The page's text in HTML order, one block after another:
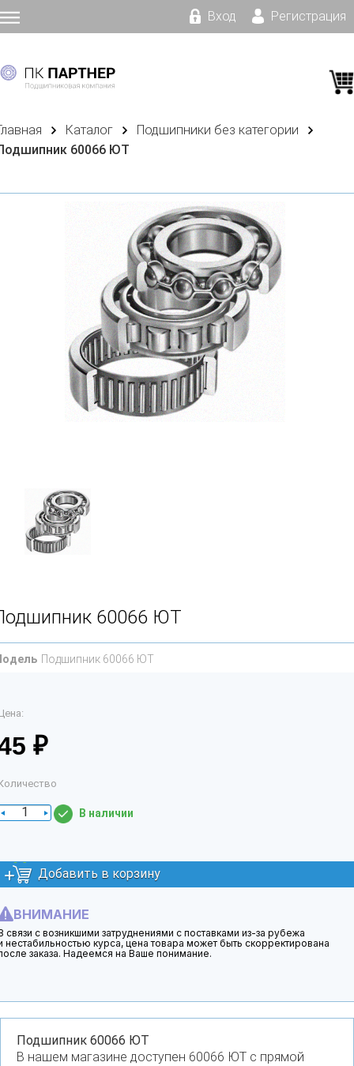
Вход Регистрация
Каталог
Подшипники без категории
60066 ЮТ
60066 ЮТ
Подшипник 60066 ЮТ
₽
В наличии
Добавить в корзину
ВНИМАНИЕ
связи с возникшими затруднениями с поставками из-за рубежа
нестабильностью курса, цена товара может быть скорректирована
заказа. Надеемся на Ваше понимание.
Подшипник 60066 ЮТ
В нашем магазине доступен 60066 ЮТ с прямой